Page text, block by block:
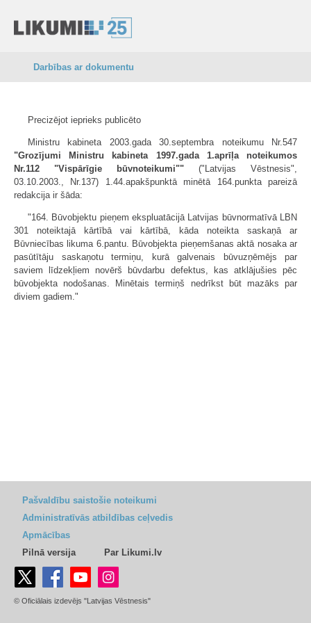
Darbības ar dokumentu
Precizējot ieprieks publicēto
Ministru kabineta 2003.gada 30.septembra noteikumu Nr.547
"Grozījumi Ministru kabineta 1997.gada 1.aprīļa noteikumos
Nr.112 "Vispārīgie būvnoteikumi"" ("Latvijas Vēstnesis",
03.10.2003., Nr.137) 1.44.apakšpunktā minētā 164.punkta pareizā
redakcija ir šāda:
"164. Būvobjektu pieņem ekspluatācijā Latvijas būvnormatīvā LBN
301 noteiktajā kārtībā vai kārtībā, kāda noteikta saskaņā ar
Būvniecības likuma 6.pantu. Būvobjekta pieņemšanas aktā nosaka ar
pasūtītāju saskaņotu termiņu, kurā galvenais būvuzņēmējs par
saviem līdzekļiem novērš būvdarbu defektus, kas atklājušies pēc
būvobjekta nodošanas. Minētais termiņš nedrīkst būt mazāks par
diviem gadiem."
Pašvaldību saistošie noteikumi
Administratīvās atbildības ceļvedis
Apmācības
Pilnā versija
Par Likumi.lv
© Oficiālais izdevējs "Latvijas Vēstnesis"